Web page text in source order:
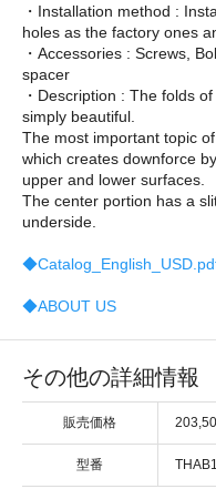
・Installation method :
holes as the factory ones
・Accessories : Screws,
spacer
・Description : The folds
simply beautiful.
The most important topic
which creates downforce
upper and lower surfaces.
The center portion has a
underside.
◆ABOUT US
その他の詳細情報
販売価格
型番